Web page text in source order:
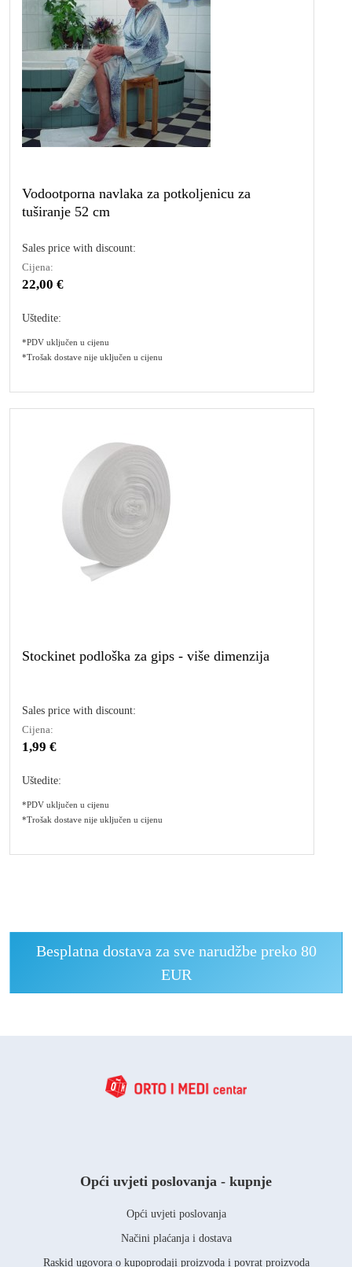
Vodootporna navlaka za potkoljenicu za
tuširanje 52 cm
Sales price with discount:
Cijena:
22,00 €
Uštedite:
*PDV uključen u cijenu
*Trošak dostave nije uključen u cijenu
Stockinet podloška za gips - više dimenzija
Sales price with discount:
Cijena:
1,99 €
Uštedite:
*PDV uključen u cijenu
*Trošak dostave nije uključen u cijenu
Besplatna dostava za sve narudžbe preko 80
EUR
Opći uvjeti poslovanja - kupnje
Opći uvjeti poslovanja
Načini plaćanja i dostava
Raskid ugovora o kupoprodaji proizvoda i povrat proizvoda